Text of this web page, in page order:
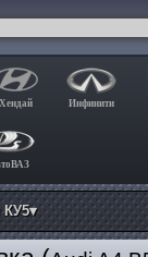
Хендай Инфинити
КУ5▾